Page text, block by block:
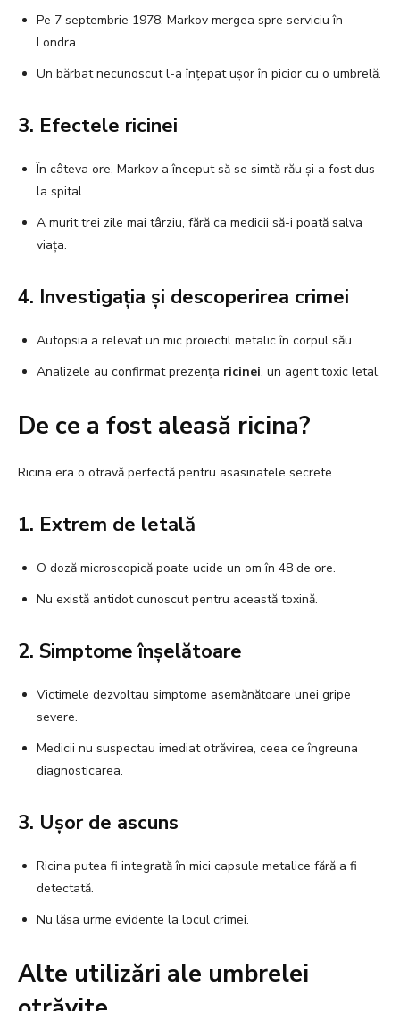
Pe 7 septembrie 1978, Markov mergea spre serviciu în
Londra.
Un bărbat necunoscut l-a înțepat ușor în picior cu o umbrelă.
3. Efectele ricinei
În câteva ore, Markov a început să se simtă rău și a fost dus
la spital.
A murit trei zile mai târziu, fără ca medicii să-i poată salva
viața.
4. Investigația și descoperirea crimei
Autopsia a relevat un mic proiectil metalic în corpul său.
Analizele au confirmat prezența ricinei, un agent toxic letal.
De ce a fost aleasă ricina?
Ricina era o otravă perfectă pentru asasinatele secrete.
1. Extrem de letală
O doză microscopică poate ucide un om în 48 de ore.
Nu există antidot cunoscut pentru această toxină.
2. Simptome înșelătoare
Victimele dezvoltau simptome asemănătoare unei gripe
severe.
Medicii nu suspectau imediat otrăvirea, ceea ce îngreuna
diagnosticarea.
3. Ușor de ascuns
Ricina putea fi integrată în mici capsule metalice fără a fi
detectată.
Nu lăsa urme evidente la locul crimei.
Alte utilizări ale umbrelei